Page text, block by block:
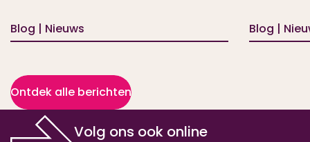
Blog | Nieuws Blog |
Ontdek alle berichten
Volg ons ook online